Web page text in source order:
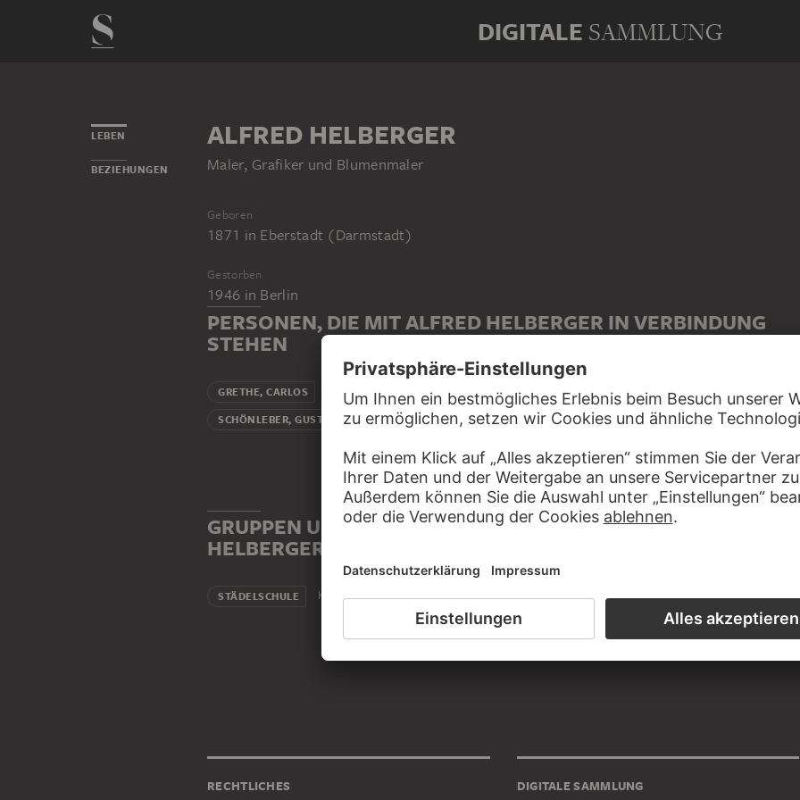
DIGITALE SAMMLUNG
LEBEN
BEZIEHUNGEN
ALFRED HELBERGER
Maler, Grafiker und Blumenmaler
Geboren
1871 in Eberstadt (Darmstadt)
Gestorben
1946 in Berlin
PERSONEN, DIE MIT ALFRED HELBERGER IN VERBINDUNG
STEHEN
GRETHE, CARLOS Lehrer
SCHÖNLEBER, GUSTAV Lehrer
GRUPPEN UND INSTITUTIONEN, ZU DENEN ALFRED
HELBERGER GEHÖRT
STÄDELSCHULE Kunsthochschule
RECHTLICHES DIGITALE SAMMLUNG